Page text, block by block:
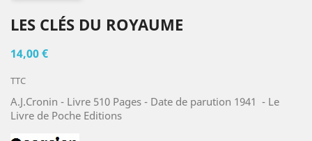
LES CLÉS DU ROYAUME
14,00 €
TTC
A.J.Cronin - Livre 510 Pages - Date de parution 1941 - Le
Livre de Poche Editions